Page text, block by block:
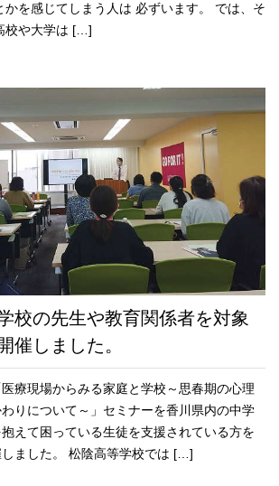
かを感じてしまう人は 必ずいます。 では、そ
のスゴイ人は 皆、高校や大学は […]
校の先生や教育関係者を対象
催しました。
療現場からみる家庭と学校～思春期の心理
りについて～」セミナーを香川県内の中学
えて困っている生徒を支援されている方を
ました。 松陰高等学校では […]